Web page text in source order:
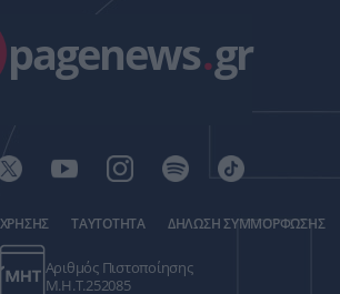
pagenews.gr
ΤΑΥΤΟΤΗΤΑ ΔΗΛΩΣΗ ΣΥΜΜΟΡΦΩΣΗΣ
Αριθμός Πιστοποίησης
Μ.Η.Τ.252085